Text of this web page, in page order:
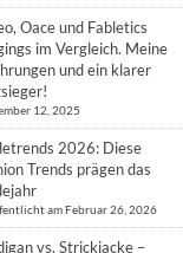
Oace und Fabletics
im Vergleich. Meine
und ein klarer
12, 2025
2026: Diese
Trends prägen das
am Februar 26, 2026
vs. Strickjacke –